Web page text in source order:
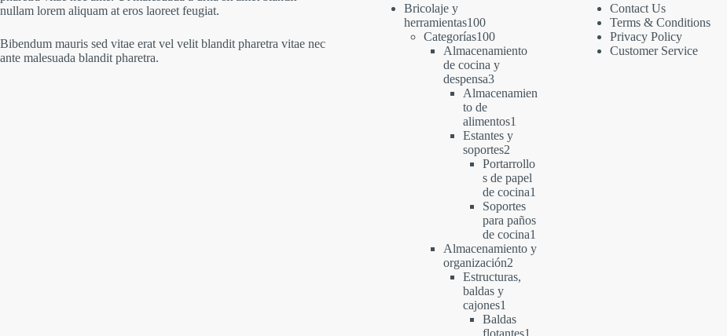
nullam lorem aliquam at eros laoreet feugiat.
Bibendum mauris sed vitae erat vel velit blandit pharetra vitae nec
ante malesuada blandit pharetra.
productos
Bricolaje y
herramientas100100
productos
Categorías100100
productos
Almacenamiento
de cocina y
despensa33
productos
Almacenamien
to de
alimentos1
Estantes y
soportes22
productos
Portarrollo
s de papel
de cocina1
Soportes
para paños
de cocina1
producto
Almacenamiento y
organización22
productos
Estructuras,
baldas y
cajones1
producto
Baldas
flotantes1
Contact Us
Terms & Conditions
Privacy Policy
Customer Service